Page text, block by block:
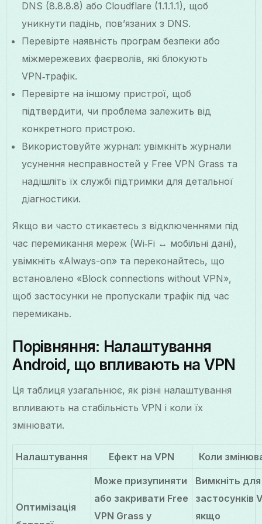
DNS (8.8.8.8) або Cloudflare (1.1.1.1), щоб
уникнути падінь, пов’язаних з DNS.
Перевірте наявність програм безпеки або
міжмережевих фаєрволів, які блокують
VPN‑трафік.
Перевірте на іншому пристрої, щоб
підтвердити, чи проблема залежить від
конкретного пристрою.
Використовуйте журнал: увімкніть журнали
усунення несправностей у Free VPN Grass та
надішліть їх службі підтримки для детальної
діагностики.
Якщо ви часто стикаєтесь з відключеннями під
час перемикання мереж (Wi‑Fi ↔ мобільні дані),
увімкніть «Always-on» та переконайтесь, що
встановлено «Block connections without VPN»,
щоб застосунки не пропускали трафік під час
перемикань.
Порівняння: Налаштування
Android, що впливають на VPN
Ця таблиця узагальнює, як різні налаштування
впливають на стабільність VPN і коли їх
змінювати.
Налаштування Ефект на VPN Коли
Оптимізація
Може призупиняти
або закривати Free
VPN Grass у
Вимкніть для
застосунків
якщо